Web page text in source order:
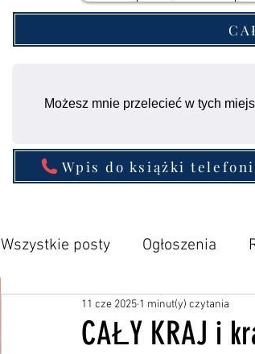
Możesz mnie przelecieć w tych
Wpis do książki
Wszystkie posty Ogłoszenia
Wydarzenia z przeszłości
CAŁY KRAJ i
11 cze 2025 1 minut(y) czytania